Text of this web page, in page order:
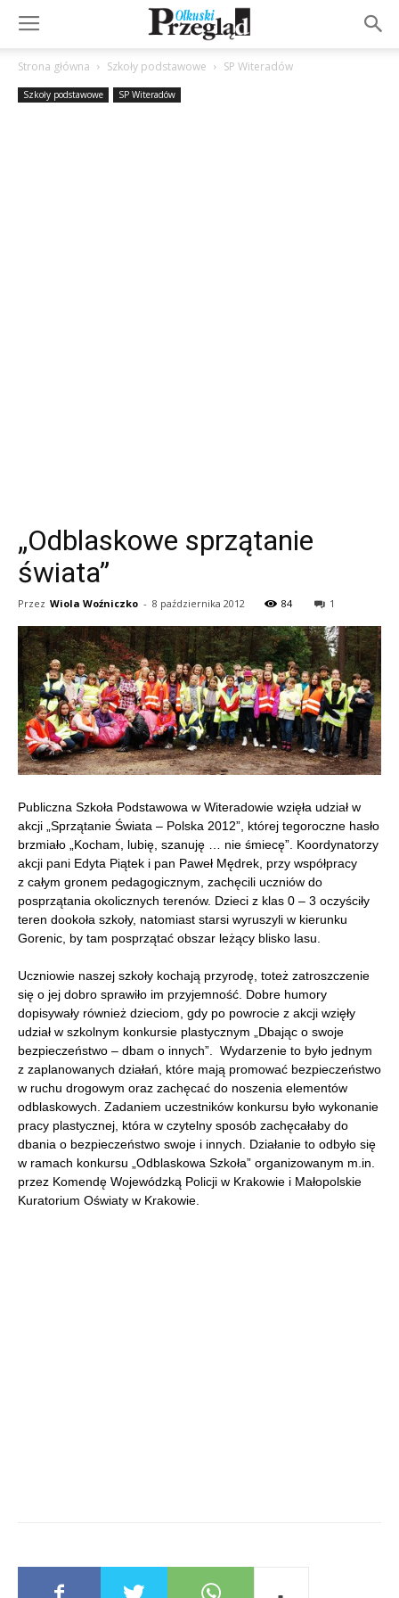
Strona główna Szkoły podstawowe SP Witeradów
Szkoły podstawowe SP Witeradów
„Odblaskowe sprzątanie
świata”
Przez Wiola Woźniczko - 8 października 2012 84 1
Publiczna Szkoła Podstawowa w Witeradowie wzięła udział w
akcji „Sprzątanie Świata – Polska 2012”, której tegoroczne hasło
brzmiało „Kocham, lubię, szanuję … nie śmiecę”. Koordynatorzy
akcji pani Edyta Piątek i pan Paweł Mędrek, przy współpracy
z całym gronem pedagogicznym, zachęcili uczniów do
posprzątania okolicznych terenów. Dzieci z klas 0 – 3 oczyściły
teren dookoła szkoły, natomiast starsi wyruszyli w kierunku
Gorenic, by tam posprzątać obszar leżący blisko lasu.
Uczniowie naszej szkoły kochają przyrodę, toteż zatroszczenie
się o jej dobro sprawiło im przyjemność. Dobre humory
dopisywały również dzieciom, gdy po powrocie z akcji wzięły
udział w szkolnym konkursie plastycznym „Dbając o swoje
bezpieczeństwo – dbam o innych”. Wydarzenie to było jednym
z zaplanowanych działań, które mają promować bezpieczeństwo
w ruchu drogowym oraz zachęcać do noszenia elementów
odblaskowych. Zadaniem uczestników konkursu było wykonanie
pracy plastycznej, która w czytelny sposób zachęcałaby do
dbania o bezpieczeństwo swoje i innych. Działanie to odbyło się
w ramach konkursu „Odblaskowa Szkoła” organizowanym m.in.
przez Komendę Wojewódzką Policji w Krakowie i Małopolskie
Kuratorium Oświaty w Krakowie.